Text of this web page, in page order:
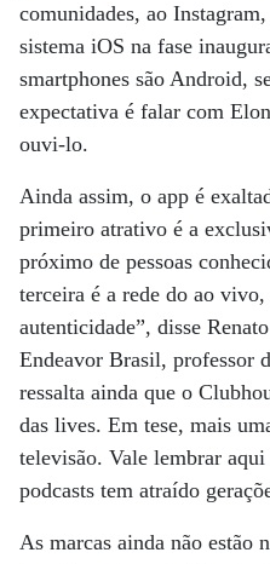
comunidades, ao
sistema iOS na fase
smartphones são Android,
expectativa é falar com
ouvi-lo.
Ainda assim, o app é
primeiro atrativo é a
próximo de pessoas
terceira é a rede do ao
autenticidade”, disse
Endeavor Brasil, professor
ressalta ainda que o
das lives. Em tese, mais
televisão. Vale lembrar
podcasts tem atraído
As marcas ainda não estão